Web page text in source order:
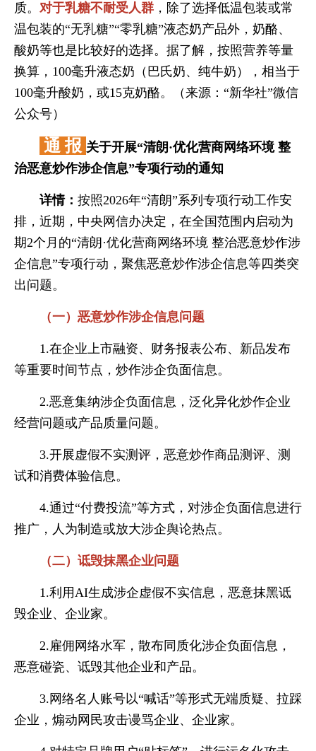
质。 对于乳糖不耐受人群 ，除了选择低温包装或常
温包装的“无乳糖”“零乳糖”液态奶产品外，奶酪、
酸奶等也是比较好的选择。据了解，按照营养等量
换算，100毫升液态奶（巴氏奶、纯牛奶），相当于
100毫升酸奶，或15克奶酪。（来源：“新华社”微信
公众号）
通 报 关于开展“清朗·优化营商网络环境 整
治恶意炒作涉企信息”专项行动的通知
详情： 按照2026年“清朗”系列专项行动工作安
排，近期，中央网信办决定，在全国范围内启动为
期2个月的“清朗·优化营商网络环境 整治恶意炒作涉
企信息”专项行动，聚焦恶意炒作涉企信息等四类突
出问题。
（一）恶意炒作涉企信息问题
1.在企业上市融资、财务报表公布、新品发布
等重要时间节点，炒作涉企负面信息。
2.恶意集纳涉企负面信息，泛化异化炒作企业
经营问题或产品质量问题。
3.开展虚假不实测评，恶意炒作商品测评、测
试和消费体验信息。
4.通过“付费投流”等方式，对涉企负面信息进行
推广，人为制造或放大涉企舆论热点。
（二）诋毁抹黑企业问题
1.利用AI生成涉企虚假不实信息，恶意抹黑诋
毁企业、企业家。
2.雇佣网络水军，散布同质化涉企负面信息，
恶意碰瓷、诋毁其他企业和产品。
3.网络名人账号以“喊话”等形式无端质疑、拉踩
企业，煽动网民攻击谩骂企业、企业家。